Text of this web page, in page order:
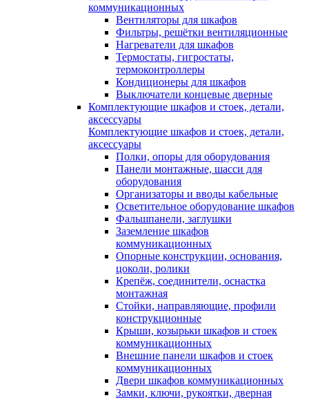
коммуникационных
Вентиляторы для шкафов
Фильтры, решётки вентиляционные
Нагреватели для шкафов
Термостаты, гигростаты,
термоконтроллеры
Кондиционеры для шкафов
Выключатели концевые дверные
Комплектующие шкафов и стоек, детали,
аксессуары
Комплектующие шкафов и стоек, детали,
аксессуары
Полки, опоры для оборудования
Панели монтажные, шасси для
оборудования
Организаторы и вводы кабельные
Осветительное оборудование шкафов
Фальшпанели, заглушки
Заземление шкафов
коммуникационных
Опорные конструкции, основания,
цоколи, ролики
Крепёж, соединители, оснастка
монтажная
Стойки, направляющие, профили
конструкционные
Крыши, козырьки шкафов и стоек
коммуникационных
Внешние панели шкафов и стоек
коммуникационных
Двери шкафов коммуникационных
Замки, ключи, рукоятки, дверная